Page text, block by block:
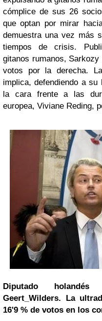
cómplice de sus 26
que optan por mirar
demuestra una vez más
tiempos de crisis.
gitanos rumanos,
votos por la derecha.
implica, defendiendo a
la cara frente a las
europea, Viviane Reding,
Diputado
Geert_Wilders. La
16'9 % de votos en los